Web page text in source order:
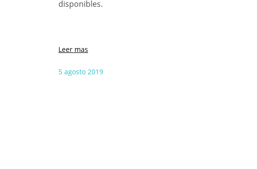
disponibles.
5 agosto 2019
Leer mas